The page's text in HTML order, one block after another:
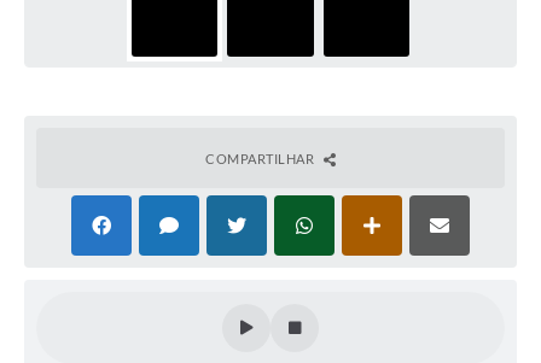
COMPARTILHAR